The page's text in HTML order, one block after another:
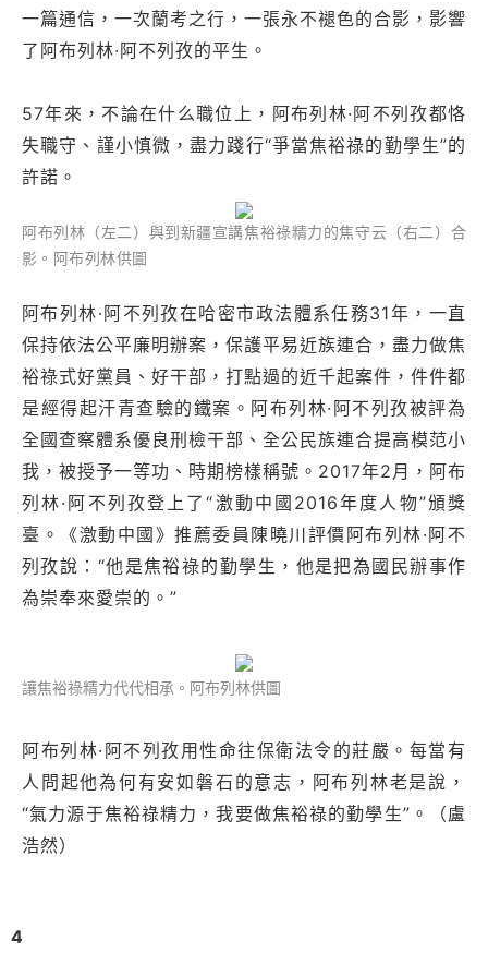
一篇通信，一次蘭考之行，一張永不褪色的合影，影響
了阿布列林·阿不列孜的平生。
57年來，不論在什么職位上，阿布列林·阿不列孜都恪
失職守、謹小慎微，盡力踐行“爭當焦裕祿的勤學生”的
許諾。
阿布列林（左二）與到新疆宣講焦裕祿精力的焦守云（右二）合
影。阿布列林供圖
阿布列林·阿不列孜在哈密市政法體系任務31年，一直
保持依法公平廉明辦案，保護平易近族連合，盡力做焦
裕祿式好黨員、好干部，打點過的近千起案件，件件都
是經得起汗青查驗的鐵案。阿布列林·阿不列孜被評為
全國查察體系優良刑檢干部、全公民族連合提高模范小
我，被授予一等功、時期榜樣稱號。2017年2月，阿布
列林·阿不列孜登上了“激動中國2016年度人物”頒獎
臺。《激動中國》推薦委員陳曉川評價阿布列林·阿不
列孜說：“他是焦裕祿的勤學生，他是把為國民辦事作
為崇奉來愛崇的。”
讓焦裕祿精力代代相承。阿布列林供圖
阿布列林·阿不列孜用性命往保衛法令的莊嚴。每當有
人問起他為何有安如磐石的意志，阿布列林老是說，
“氣力源于焦裕祿精力，我要做焦裕祿的勤學生”。（盧
浩然）
4